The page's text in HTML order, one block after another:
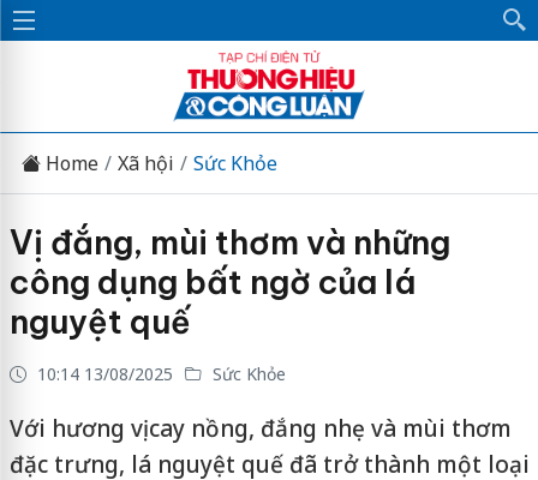
Home Xã hội Sức Khỏe
Vị đắng, mùi thơm và những
công dụng bất ngờ của lá
nguyệt quế
10:14 13/08/2025 Sức Khỏe
Với hương vị cay nồng, đắng nhẹ và mùi thơm
đặc trưng, lá nguyệt quế đã trở thành một loại